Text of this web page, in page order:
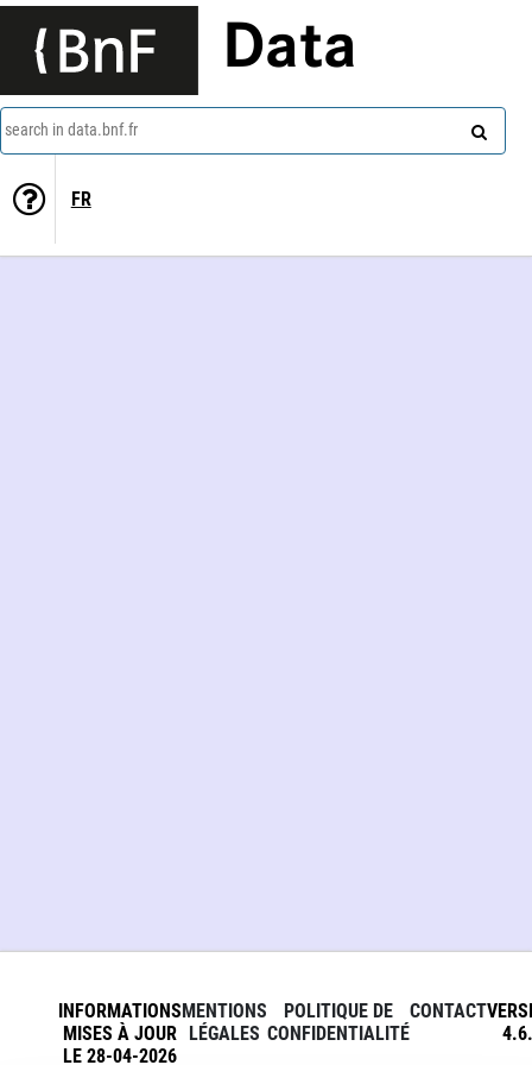
Data
search in data.bnf.fr
FR
INFORMATIONS
MISES À JOUR
LE 28-04-2026
MENTIONS
LÉGALES
POLITIQUE DE
CONFIDENTIALITÉ
CONTACT